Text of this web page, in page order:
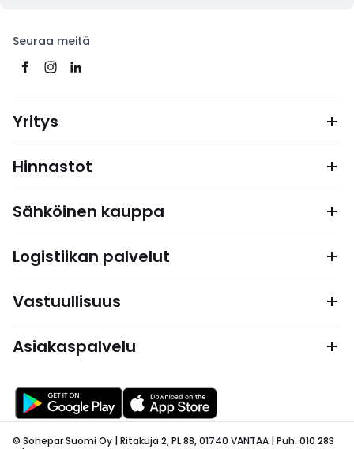
Seuraa meitä
Yritys
Hinnastot
Sähköinen kauppa
Logistiikan palvelut
Vastuullisuus
Asiakaspalvelu
© Sonepar Suomi Oy | Ritakuja 2, PL 88, 01740 VANTAA | Puh. 010 283